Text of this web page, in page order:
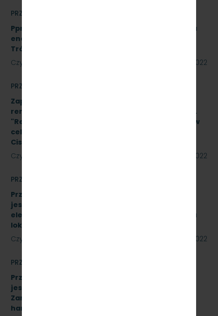
PRZETARGI
Pprzetarg nieograniczonego na usługi doradztwa
energetycznego dla PKP Szybka Kolej Miejska w
Trójmieście Sp. z o.o. - znak: SKMMU.086.20.22
Czytaj dalej
15 czerwca 2022
PRZETARGI
Zapytanie ofertowe na wykonanie prac
remontowych w oparciu o Projekt Wykonawcy pn.
"Remont pomieszczeń magazynu w budynku A-1 w
celu adaptacji na biuro na terenie SKM Gdynia
Cisowa Postojowa".
Czytaj dalej
09 czerwca 2022
PRZETARGI
Przetarg nieograniczony, którego przedmiotem
jest sprzedaż podróżnym biletów kartkowych i z
elektronicznych kas fiskalnych typu POS- w pięciu
lokalizacjach [SKMMU.086.33.22]
Czytaj dalej
31 maja 2022
PRZETARGI
Przetarg nieograniczony, którego przedmiotem
jest „sukcesywna dostawa do siedziby
Zamawiającego – 9.525 szt. żeliwnych wstawek
hamulcowych z dylatacjami typu DO-B-380, znak